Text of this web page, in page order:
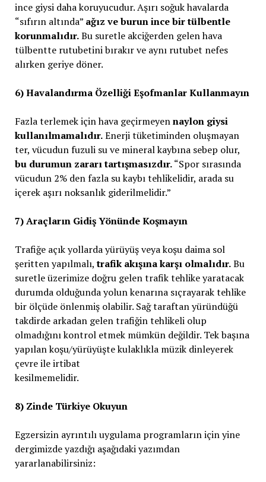
ince giysi daha koruyucudur. Aşırı soğuk havalarda
“sıfırın altında” ağız ve burun ince bir tülbentle
korunmalıdır.Bu suretle akciğerden gelen hava
tülbentte rutubetini bırakır ve aynı rutubet nefes
alırken geriye döner.
6) Havalandırma Özelliği Eşofmanlar Kullanmayın
Fazla terlemek için hava geçirmeyennaylon giysi
kullanılmamalıdır.Enerji tüketiminden oluşmayan
ter, vücudun fuzuli su ve mineral kaybına sebep olur,
bu durumun zararı tartışmasızdır.“Spor sırasında
vücudun 2% den fazla su kaybı tehlikelidir, arada su
içerek aşırı noksanlık giderilmelidir.”
7) Araçların Gidiş Yönünde Koşmayın
Trafiğe açık yollarda yürüyüş veya koşu daima sol
şeritten yapılmalı,trafik akışına karşı olmalıdır.Bu
suretle üzerimize doğru gelen trafik tehlike yaratacak
durumda olduğunda yolun kenarına sıçrayarak tehlike
bir ölçüde önlenmiş olabilir. Sağ taraftan yüründüğü
takdirde arkadan gelen trafiğin tehlikeli olup
olmadığını kontrol etmek mümkün değildir. Tek başına
yapılan koşu/yürüyüşte kulaklıkla müzik dinleyerek
çevre ile irtibat
kesilmemelidir.
8) Zinde Türkiye Okuyun
Egzersizin ayrıntılı uygulama programların için yine
dergimizde yazdığı aşağıdaki yazımdan
yararlanabilirsiniz: